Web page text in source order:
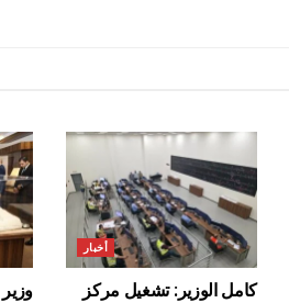
أخبار
كامل الوزير: تشغيل مركز